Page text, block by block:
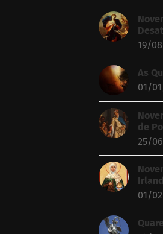
19/
As
01/
de
25/
01/